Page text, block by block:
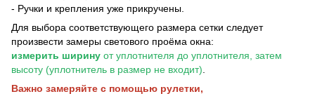
- Ручки и крепления уже прикручены.
Для выбора соответствующего размера сетки следует
произвести замеры светового проёма окна:
измерить ширину от уплотнителя до уплотнителя, затем
высоту (уплотнитель в размер не входит)
Важно замеряйте с помощью рулетки,